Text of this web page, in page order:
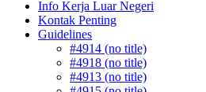
Info Kerja Luar Negeri
Kontak Penting
Guidelines
#4914 (no title)
#4918 (no title)
#4913 (no title)